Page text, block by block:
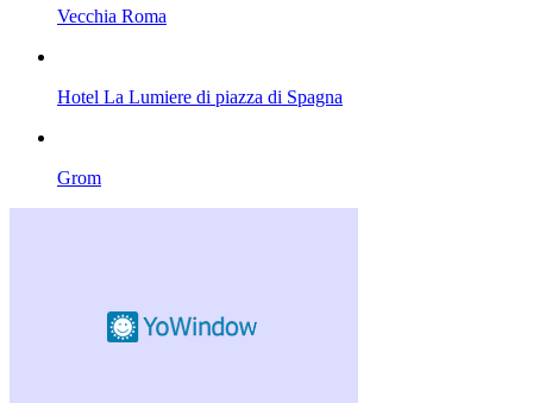
Vecchia Roma
Hotel La Lumiere di piazza di Spagna
Grom